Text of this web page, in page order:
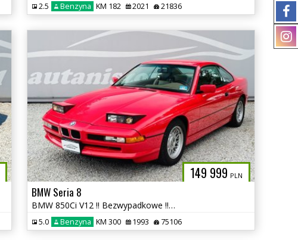
2.5 Benzyna KM 182 2021 21836
149 999 PLN
BMW Seria 8
BMW 850Ci V12 !! Bezwypadkowe !! autaniszowe.pl
5.0 Benzyna KM 300 1993 75106